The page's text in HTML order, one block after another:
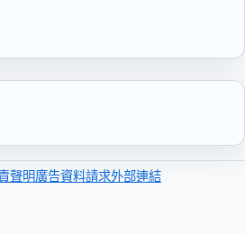
聲明廣告資料請求外部連結